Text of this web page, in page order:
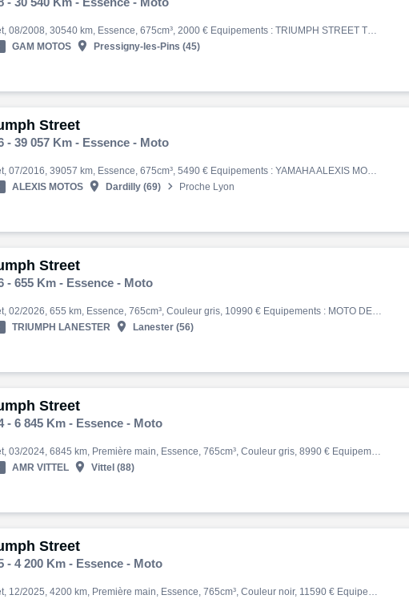
Street, 08/2008, 30540 km, Essence, 675cm³, 2000 € Equipements : TRIUMPH STREET TRIPLE Moto accidentée en procédure RSV CADRE ok, MOTEUR ok, FOURCHE ok, MISE EN ROUTE ok. Pour plus d'informations n'hésitez pas nous contacter par téléphone ou par mail Les véhicules accidentés son…
GAM MOTOS  Pressigny-les-Pins (45)
Street
- 39 057 Km - Essence - Moto
Street, 07/2016, 39057 km, Essence, 675cm³, 5490 € Equipements : YAMAHA ALEXIS MOTOS DARDILLY 58 CHEMIN DE LA BRUYERE VOUS PROPOSE UNE SUPERBE TRIUMPH STREET TRIPLE 675 R DU 26/07/2016 AVEC 39057 KMS / REVISIONS 40 000 KMS / PNEU AVANT REALISE POUR LA VENTE OPTIONS : LIGNE ARROW…
ALEXIS MOTOS  Dardilly (69)  Proche Lyon
Street
- 655 Km - Essence - Moto
Street, 02/2026, 655 km, Essence, 765cm³, Couleur gris, 10990 € Equipements : MOTO DE DEMONSTRATION ,Disponible à l'essai,Garantie constructeur jusqu'au 10/02/2028 Toutes les occasions d'AXXESS MACHINE sont révisées et garanties. Concessionnaire TRIUMPH à Lanester (56), Rennes (…
TRIUMPH LANESTER  Lanester (56)
Street
- 6 845 Km - Essence - Moto
Street, 03/2024, 6845 km, Première main, Essence, 765cm³, Couleur gris, 8990 € Equipements : TRIUMPH STREET TRIPLE 765 R ETAT NEUF - COLORIS SILVER ICE - ENTRETIENS REGULIERS CONCESSION TRIUMPH - Dernier entretien complet fait AMR Vittel o km - Pneus Neufs Pirelli Rosso III - Su…
AMR VITTEL  Vittel (88)
Street
- 4 200 Km - Essence - Moto
Street, 12/2025, 4200 km, Première main, Essence, 765cm³, Couleur noir, 11590 € Equipements : ,1ère main,Disponible à l'essai,Garantie constructeur jusqu'au 26/12/2027